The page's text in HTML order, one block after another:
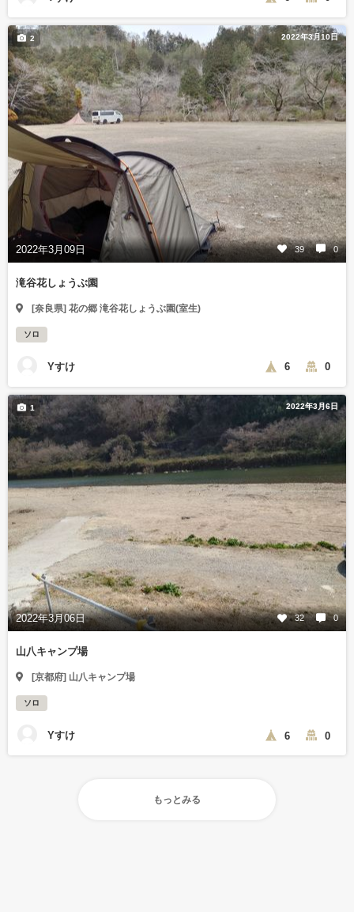
2022年3月10日
2022年3月09日 39 0
2
滝谷花しょうぶ園
[奈良県] 花の郷 滝谷花しょうぶ園(室生)
ソロ
Yすけ 6 0
2022年3月6日
2022年3月06日 32 0
1
山八キャンプ場
[京都府] 山八キャンプ場
ソロ
Yすけ 6 0
もっとみる